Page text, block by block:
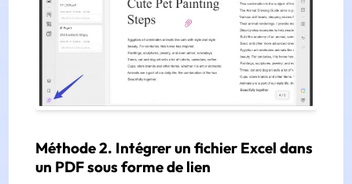
Méthode 2. Intégrer un fichier Excel dans
un PDF sous forme de lien